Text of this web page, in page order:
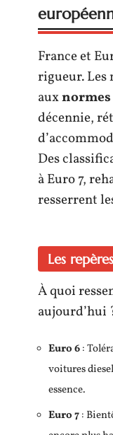
France et
rigueur. Les
aux
décennie,
Des
à Euro 7,
resserrent
Les
À quoi
aujourd’hui
Euro 6:
voitures
essence.
Euro 7: